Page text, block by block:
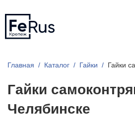
Главная Каталог Гайки Гайки
Гайки
Челябинске